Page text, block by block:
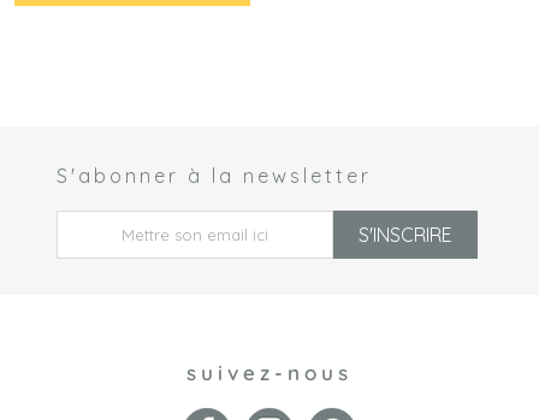
S'abonner à la newsletter
S'INSCRIRE
suivez-nous